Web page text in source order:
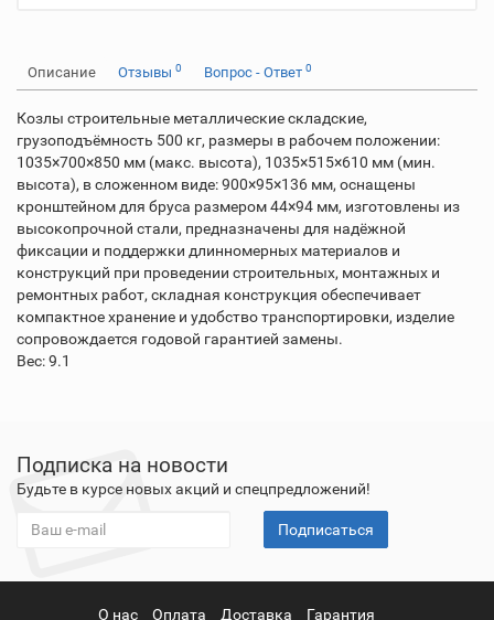
Описание Отзывы 0 Вопрос - Ответ 0
Козлы строительные металлические складские,
грузоподъёмность 500 кг, размеры в рабочем положении:
1035×700×850 мм (макс. высота), 1035×515×610 мм (мин.
высота), в сложенном виде: 900×95×136 мм, оснащены
кронштейном для бруса размером 44×94 мм, изготовлены из
высокопрочной стали, предназначены для надёжной
фиксации и поддержки длинномерных материалов и
конструкций при проведении строительных, монтажных и
ремонтных работ, складная конструкция обеспечивает
компактное хранение и удобство транспортировки, изделие
сопровождается годовой гарантией замены.
Вес: 9.1
Подписка на новости
Будьте в курсе новых акций и спецпредложений!
Подписаться
О нас Оплата Доставка Гарантия